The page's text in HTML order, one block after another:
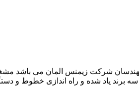
که از سال ۱۳۶۵ تحت نظارت ودوره دیده ای مهندسان
یاد شده و راه اندازی خطوط و